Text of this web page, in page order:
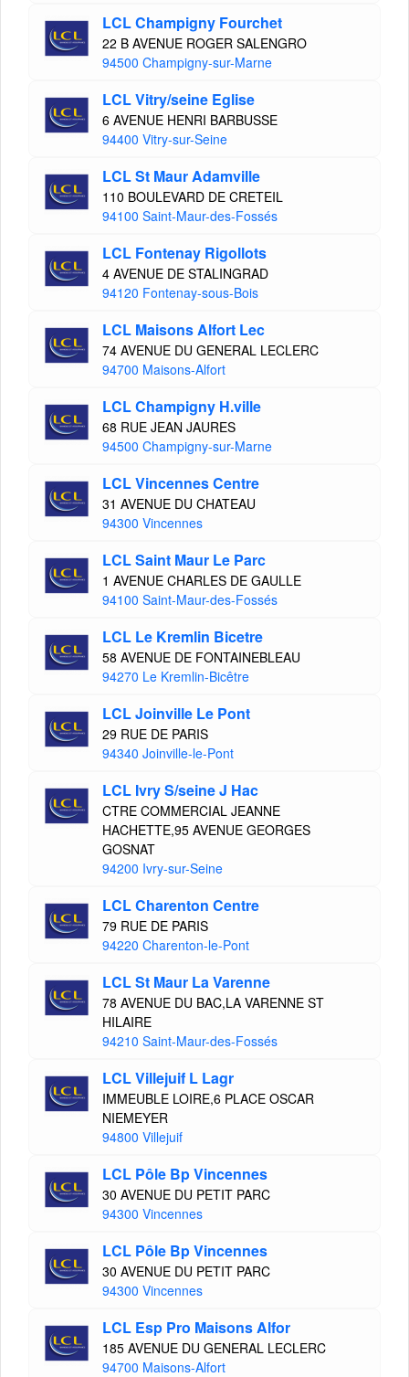
LCL Champigny Fourchet
22 B AVENUE ROGER SALENGRO
94500 Champigny-sur-Marne
LCL Vitry/seine Eglise
6 AVENUE HENRI BARBUSSE
94400 Vitry-sur-Seine
LCL St Maur Adamville
110 BOULEVARD DE CRETEIL
94100 Saint-Maur-des-Fossés
LCL Fontenay Rigollots
4 AVENUE DE STALINGRAD
94120 Fontenay-sous-Bois
LCL Maisons Alfort Lec
74 AVENUE DU GENERAL LECLERC
94700 Maisons-Alfort
LCL Champigny H.ville
68 RUE JEAN JAURES
94500 Champigny-sur-Marne
LCL Vincennes Centre
31 AVENUE DU CHATEAU
94300 Vincennes
LCL Saint Maur Le Parc
1 AVENUE CHARLES DE GAULLE
94100 Saint-Maur-des-Fossés
LCL Le Kremlin Bicetre
58 AVENUE DE FONTAINEBLEAU
94270 Le Kremlin-Bicêtre
LCL Joinville Le Pont
29 RUE DE PARIS
94340 Joinville-le-Pont
LCL Ivry S/seine J Hac
CTRE COMMERCIAL JEANNE
HACHETTE,95 AVENUE GEORGES
GOSNAT
94200 Ivry-sur-Seine
LCL Charenton Centre
79 RUE DE PARIS
94220 Charenton-le-Pont
LCL St Maur La Varenne
78 AVENUE DU BAC,LA VARENNE ST
HILAIRE
94210 Saint-Maur-des-Fossés
LCL Villejuif L Lagr
IMMEUBLE LOIRE,6 PLACE OSCAR
NIEMEYER
94800 Villejuif
LCL Pôle Bp Vincennes
30 AVENUE DU PETIT PARC
94300 Vincennes
LCL Pôle Bp Vincennes
30 AVENUE DU PETIT PARC
94300 Vincennes
LCL Esp Pro Maisons Alfor
185 AVENUE DU GENERAL LECLERC
94700 Maisons-Alfort